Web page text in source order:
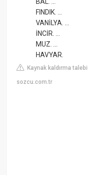
BAL. ...
FINDIK. ...
VANİLYA. ...
İNCİR. ...
MUZ. ...
HAVYAR.
Kaynak kaldırma talebi
sozcu.com.tr